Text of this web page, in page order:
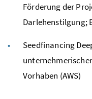
Förderung der
Darlehenstilgung;
Seedfinancing
Vorhaben (AWS)